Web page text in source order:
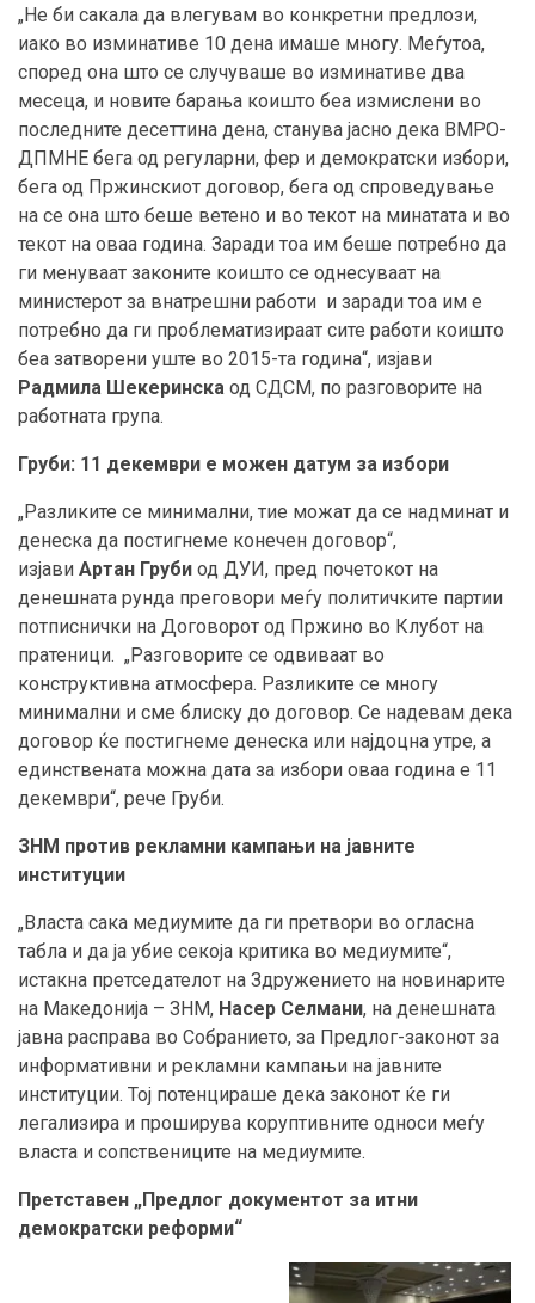
„Не би сакала да влегувам во конкретни предлози,
иако во изминативе 10 дена имаше многу. Меѓутоа,
според она што се случуваше во изминативе два
месеца, и новите барања коишто беа измислени во
последните десеттина дена, станува јасно дека ВМРО-
ДПМНЕ бега од регуларни, фер и демократски избори,
бега од Пржинскиот договор, бега од спроведување
на се она што беше ветено и во текот на минатата и во
текот на оваа година. Заради тоа им беше потребно да
ги менуваат законите коишто се однесуваат на
министерот за внатрешни работи и заради тоа им е
потребно да ги проблематизираат сите работи коишто
беа затворени уште во 2015-та година“, изјави
Радмила Шекеринска од СДСМ, по разговорите на
работната група.
Груби: 11 декември е можен датум за избори
„Разликите се минимални, тие можат да се надминат и
денеска да постигнеме конечен договор“,
изјави Артан Груби од ДУИ, пред почетокот на
денешната рунда преговори меѓу политичките партии
потписнички на Договорот од Пржино во Клубот на
пратеници. „Разговорите се одвиваат во
конструктивна атмосфера. Разликите се многу
минимални и сме блиску до договор. Се надевам дека
договор ќе постигнеме денеска или најдоцна утре, а
единствената можна дата за избори оваа година е 11
декември“, рече Груби.
ЗНМ против рекламни кампањи на јавните
институции
„Власта сака медиумите да ги претвори во огласна
табла и да ја убие секоја критика во медиумите“,
истакна претседателот на Здружението на новинарите
на Македонија – ЗНМ, Насер Селмани, на денешната
јавна расправа во Собранието, за Предлог-законот за
информативни и рекламни кампањи на јавните
институции. Тој потенцираше дека законот ќе ги
легализира и проширува коруптивните односи меѓу
власта и сопствениците на медиумите.
Претставен „Предлог документот за итни
демократски реформи“